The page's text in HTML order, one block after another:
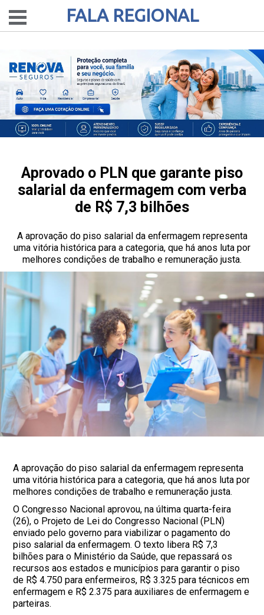
FALA REGIONAL
Aprovado o PLN que garante piso
salarial da enfermagem com verba
de R$ 7,3 bilhões
A aprovação do piso salarial da enfermagem representa
uma vitória histórica para a categoria, que há anos luta por
melhores condições de trabalho e remuneração justa.
A aprovação do piso salarial da enfermagem representa
uma vitória histórica para a categoria, que há anos luta por
melhores condições de trabalho e remuneração justa.
O Congresso Nacional aprovou, na última quarta-feira
(26), o Projeto de Lei do Congresso Nacional (PLN)
enviado pelo governo para viabilizar o pagamento do
piso salarial da enfermagem. O texto libera R$ 7,3
bilhões para o Ministério da Saúde, que repassará os
recursos aos estados e municípios para garantir o piso
de R$ 4.750 para enfermeiros, R$ 3.325 para técnicos em
enfermagem e R$ 2.375 para auxiliares de enfermagem e
parteiras.